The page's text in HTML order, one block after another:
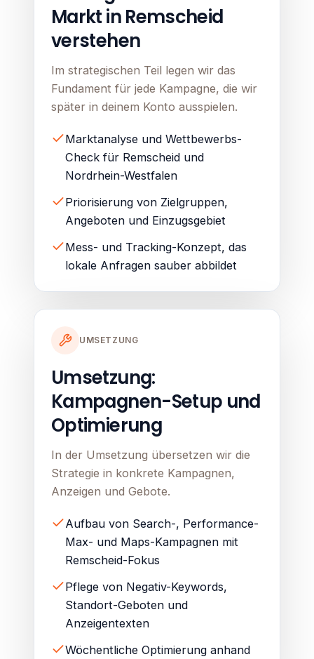
Markt in Remscheid
verstehen
Im strategischen Teil legen wir das
Fundament für jede Kampagne, die wir
später in deinem Konto ausspielen.
Marktanalyse und Wettbewerbs-
Check für Remscheid und
Nordrhein-Westfalen
Priorisierung von Zielgruppen,
Angeboten und Einzugsgebiet
Mess- und Tracking-Konzept, das
lokale Anfragen sauber abbildet
UMSETZUNG
Umsetzung:
Kampagnen-Setup und
Optimierung
In der Umsetzung übersetzen wir die
Strategie in konkrete Kampagnen,
Anzeigen und Gebote.
Aufbau von Search-, Performance-
Max- und Maps-Kampagnen mit
Remscheid-Fokus
Pflege von Negativ-Keywords,
Standort-Geboten und
Anzeigentexten
Wöchentliche Optimierung anhand